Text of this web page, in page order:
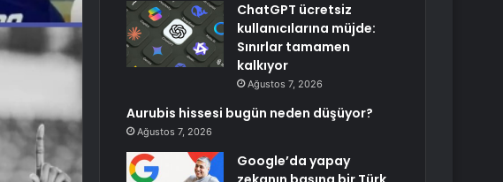
ChatGPT ücretsiz
kullanıcılarına müjde:
Sınırlar tamamen
kalkıyor
Ağustos 7, 2026
Aurubis hissesi bugün neden düşüyor?
Ağustos 7, 2026
Google’da yapay